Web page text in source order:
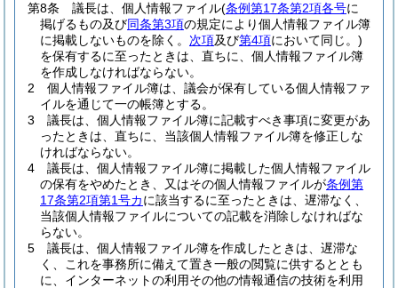
第8条
議長は、個人情報ファイル(条例第17条第2項各号に
掲げるもの及び同条第3項の規定により個人情報ファイル簿
に掲載しないものを除く。 次項及び第4項において同じ。)
を保有するに至ったときは、直ちに、個人情報ファイル簿
を作成しなければならない。
2
個人情報ファイル簿は、議会が保有している個人情報ファ
イルを通じて一の帳簿とする。
3
議長は、個人情報ファイル簿に記載すべき事項に変更があ
ったときは、直ちに、当該個人情報ファイル簿を修正しな
ければならない。
4
議長は、個人情報ファイル簿に掲載した個人情報ファイル
の保有をやめたとき、又はその個人情報ファイルが条例第
17条第2項第1号カに該当するに至ったときは、遅滞なく、
当該個人情報ファイルについての記載を消除しなければな
らない。
5
議長は、個人情報ファイル簿を作成したときは、遅滞な
く、これを事務所に備えて置き一般の閲覧に供するととも
に、インターネットの利用その他の情報通信の技術を利用